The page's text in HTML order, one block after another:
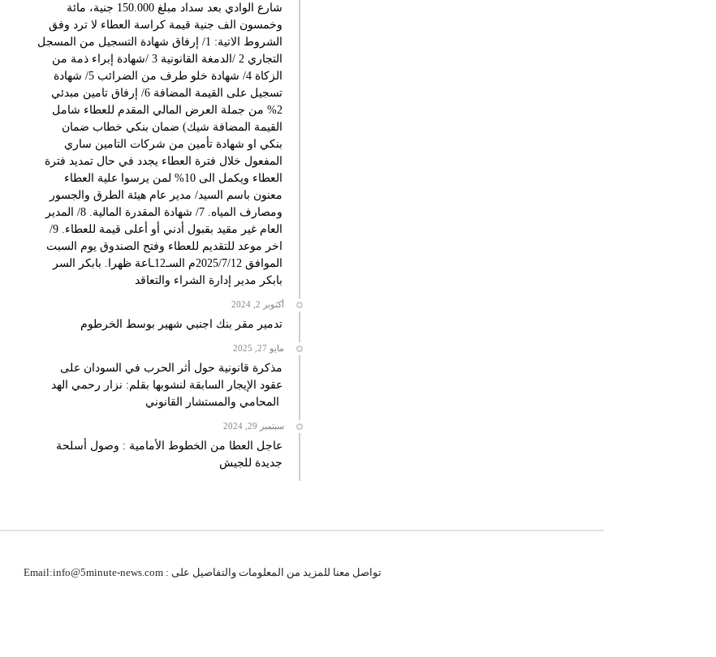
شارع الوادي بعد سداد مبلغ 150.000 جنية، مائة
وخمسون الف جنية قيمة كراسة العطاء لا ترد وفق
الشروط الاتية: 1/ إرفاق شهادة التسجيل من المسجل
التجاري 2 /الدمغة القانونية 3 /شهادة إبراء ذمة من
الزكاة 4/ شهادة خلو طرف من الضرائب 5/ شهادة
تسجيل على القيمة المضافة 6/ إرفاق تامين مبدئي
2% من جملة العرض المالي المقدم للعطاء شامل
القيمة المضافة شيك) ضمان بنكي خطاب ضمان
بنكي او شهادة تأمين من شركات التامين ساري
المفعول خلال فترة العطاء يجدد في حال تمديد فترة
العطاء ويكمل الى 10% لمن يرسوا علية العطاء
معنون باسم السيد/ مدير عام هيئة الطرق والجسور
ومصارف المياه. 7/ شهادة المقدرة المالية. 8/ المدير
العام غير مقيد بقبول أدني أو أعلى قيمة للعطاء. 9/
اخر موعد للتقديم للعطاء وفتح الصندوق يوم السبت
الموافق 2025/7/12م السـ12ـاعة ظهرا. بابكر السر
بابكر مدير إدارة الشراء والتعاقد
أكتوبر 2, 2024
تدمير مقر بنك اجنبي شهير بوسط الخرطوم
مايو 27, 2025
مذكرة قانونية حول أثر الحرب في السودان على
عقود الإيجار السابقة لنشوبها بقلم: نزار رحمي الهد
المحامي والمستشار القانوني
سبتمبر 29, 2024
عاجل العطا من الخطوط الأمامية : وصول أسلحة
جديدة للجيش
تواصل معنا للمزيد من المعلومات والتفاصيل على : Email:info@5minute-news.com